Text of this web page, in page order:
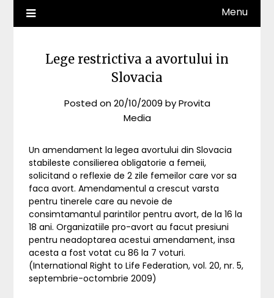
Menu
Lege restrictiva a avortului in
Slovacia
Posted on20/10/2009 byProvita
Media
Un amendament la legea avortului din Slovacia
stabileste consilierea obligatorie a femeii,
solicitand o reflexie de 2 zile femeilor care vor sa
faca avort. Amendamentul a crescut varsta
pentru tinerele care au nevoie de
consimtamantul parintilor pentru avort, de la 16 la
18 ani. Organizatiile pro-avort au facut presiuni
pentru neadoptarea acestui amendament, insa
acesta a fost votat cu 86 la 7 voturi.
(International Right to Life Federation, vol. 20, nr. 5,
septembrie-octombrie 2009)